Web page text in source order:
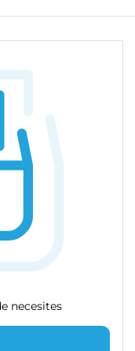
necesites